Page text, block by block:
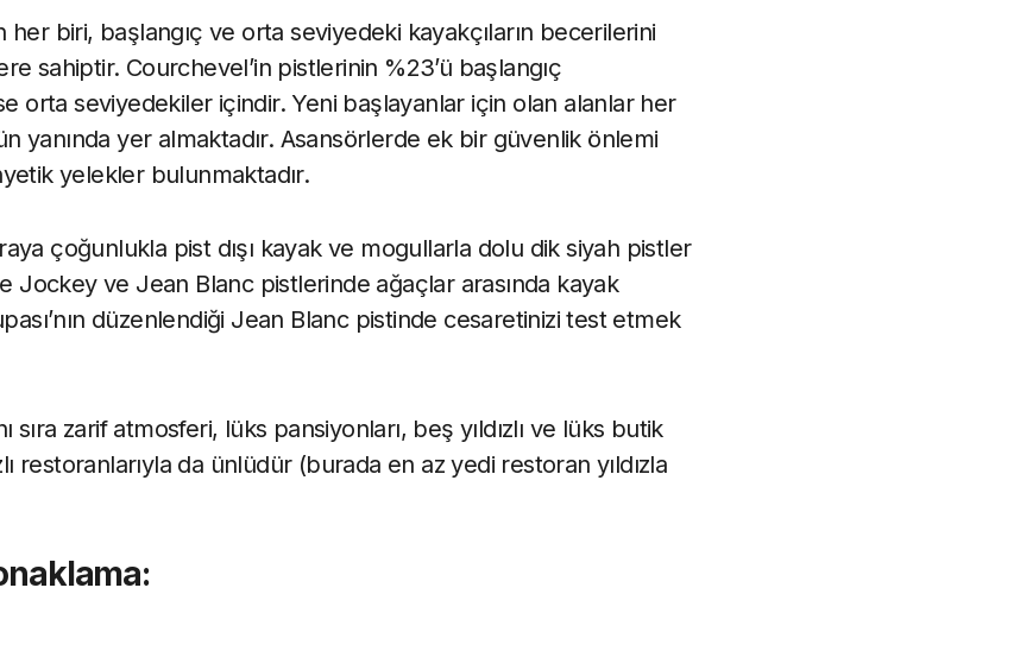
her biri, başlangıç ve orta seviyedeki kayakçıların becerilerini
sahiptir. Courchevel’in pistlerinin %23’ü başlangıç
orta seviyedekiler içindir. Yeni başlayanlar için olan alanlar her
yanında yer almaktadır. Asansörlerde ek bir güvenlik önlemi
yelekler bulunmaktadır.
çoğunlukla pist dışı kayak ve mogullarla dolu dik siyah pistler
Jockey ve Jean Blanc pistlerinde ağaçlar arasında kayak
düzenlendiği Jean Blanc pistinde cesaretinizi test etmek
sıra zarif atmosferi, lüks pansiyonları, beş yıldızlı ve lüks butik
restoranlarıyla da ünlüdür (burada en az yedi restoran yıldızla